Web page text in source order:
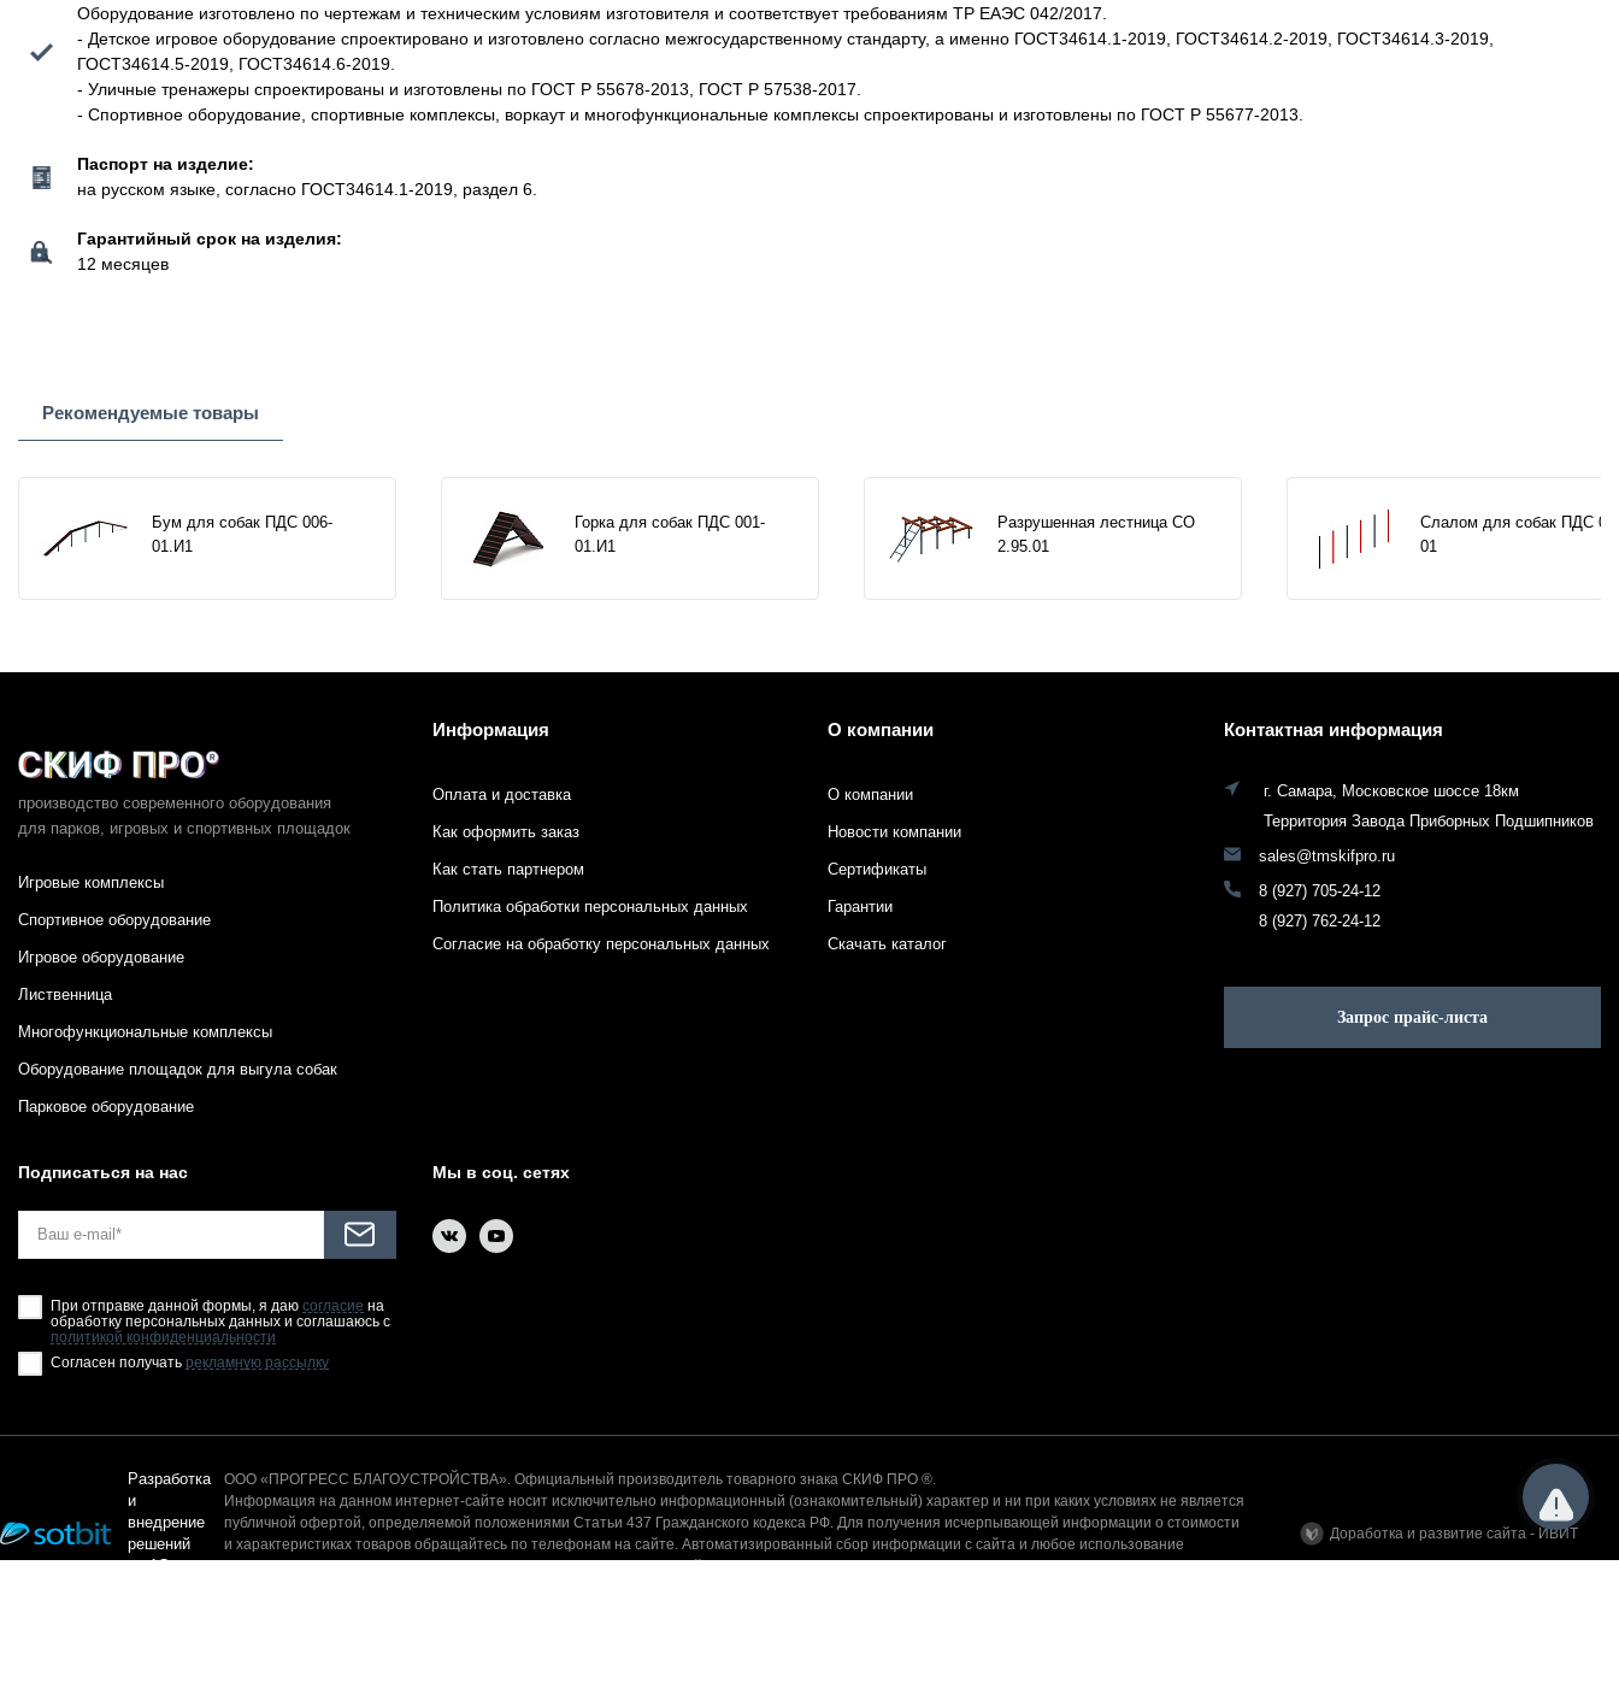
Оборудование изготовлено по чертежам и техническим условиям изготовителя и соответствует требованиям ТР ЕАЭС 042/2017.
- Детское игровое оборудование спроектировано и изготовлено согласно межгосударственному стандарту, а именно ГОСТ34614.1-2019, ГОСТ34614.2-2019, ГОСТ34614.3-2019,
ГОСТ34614.5-2019, ГОСТ34614.6-2019.
- Уличные тренажеры спроектированы и изготовлены по ГОСТ Р 55678-2013, ГОСТ Р 57538-2017.
- Спортивное оборудование, спортивные комплексы, воркаут и многофункциональные комплексы спроектированы и изготовлены по ГОСТ Р 55677-2013.
Паспорт на изделие:
на русском языке, согласно ГОСТ34614.1-2019, раздел 6.
Гарантийный срок на изделия:
12 месяцев
Рекомендуемые товары
Бум для собак ПДС 006-
01.И1
Горка для собак ПДС 001-
01.И1
Разрушенная лестница СО
2.95.01
Слалом для собак ПДС
01
производство современного оборудования
для парков, игровых и спортивных площадок
Игровые комплексы
Спортивное оборудование
Игровое оборудование
Лиственница
Многофункциональные комплексы
Оборудование площадок для выгула собак
Парковое оборудование
Информация
Оплата и доставка
Как оформить заказ
Как стать партнером
Политика обработки персональных данных
Согласие на обработку персональных данных
О компании
О компании
Новости компании
Сертификаты
Гарантии
Скачать каталог
Контактная информация
г. Самара, Московское шоссе 18км
Территория Завода Приборных Подшипников
sales@tmskifpro.ru
8 (927) 705-24-12
8 (927) 762-24-12
Запрос прайс-листа
Подписаться на нас
При отправке данной формы, я даю согласие на
обработку персональных данных и соглашаюсь с
политикой конфиденциальности
Согласен получать рекламную рассылку
Мы в соц. сетях
Разработка
и
внедрение
решений
на 1С-
ООО «ПРОГРЕСС БЛАГОУСТРОЙСТВА». Официальный производитель товарного знака СКИФ ПРО ®.
Информация на данном интернет-сайте носит исключительно информационный (ознакомительный) характер и ни при каких условиях не является
публичной офертой, определяемой положениями Статьи 437 Гражданского кодекса РФ. Для получения исчерпывающей информации о стоимости
и характеристиках товаров обращайтесь по телефонам на сайте. Автоматизированный сбор информации с сайта и любое использование
контента, а так же без письменного разрешения администрации сайта запрещено.
Доработка и развитие сайта - ИВИТ